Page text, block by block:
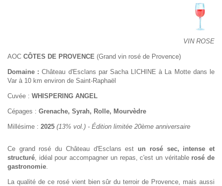
VIN ROSE
AOC CÔTES DE PROVENCE (Grand vin rosé de Provence)
Domaine : Château d'Esclans par Sacha LICHINE à La Motte dans le
Var à 10 km environ de Saint-Raphaël
Cuvée : WHISPERING ANGEL
Cépages : Grenache, Syrah, Rolle, Mourvèdre
Millésime : 2025 (13% vol.) - Édition limitée 20ème anniversaire
Ce grand rosé du Château d'Esclans estun rosé sec, intense et
structuré , idéal pour accompagner un repas, c'est un véritable rosé de
gastronomie
La qualité de ce rosé vient bien sûr du terroir de Provence, mais aussi